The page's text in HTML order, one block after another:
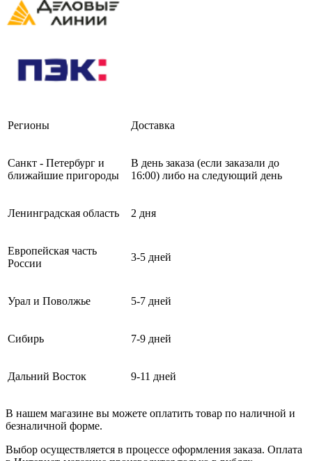
Регионы Доставка
Санкт - Петербург и
ближайшие пригороды
В день заказа (если заказали до
16:00) либо на следующий день
Ленинградская область 2 дня
Европейская часть
России
3-5 дней
Урал и Поволжье 5-7 дней
Сибирь 7-9 дней
Дальний Восток 9-11 дней
В нашем магазине вы можете оплатить товар по наличной и
безналичной форме.
Выбор осуществляется в процессе оформления заказа. Оплата